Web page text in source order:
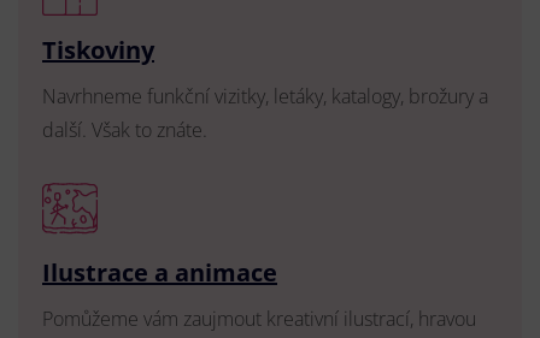
Tiskoviny
Navrhneme funkční vizitky, letáky, katalogy, brožury a
další. Však to znáte.
Ilustrace a animace
Pomůžeme vám zaujmout kreativní ilustrací, hravou